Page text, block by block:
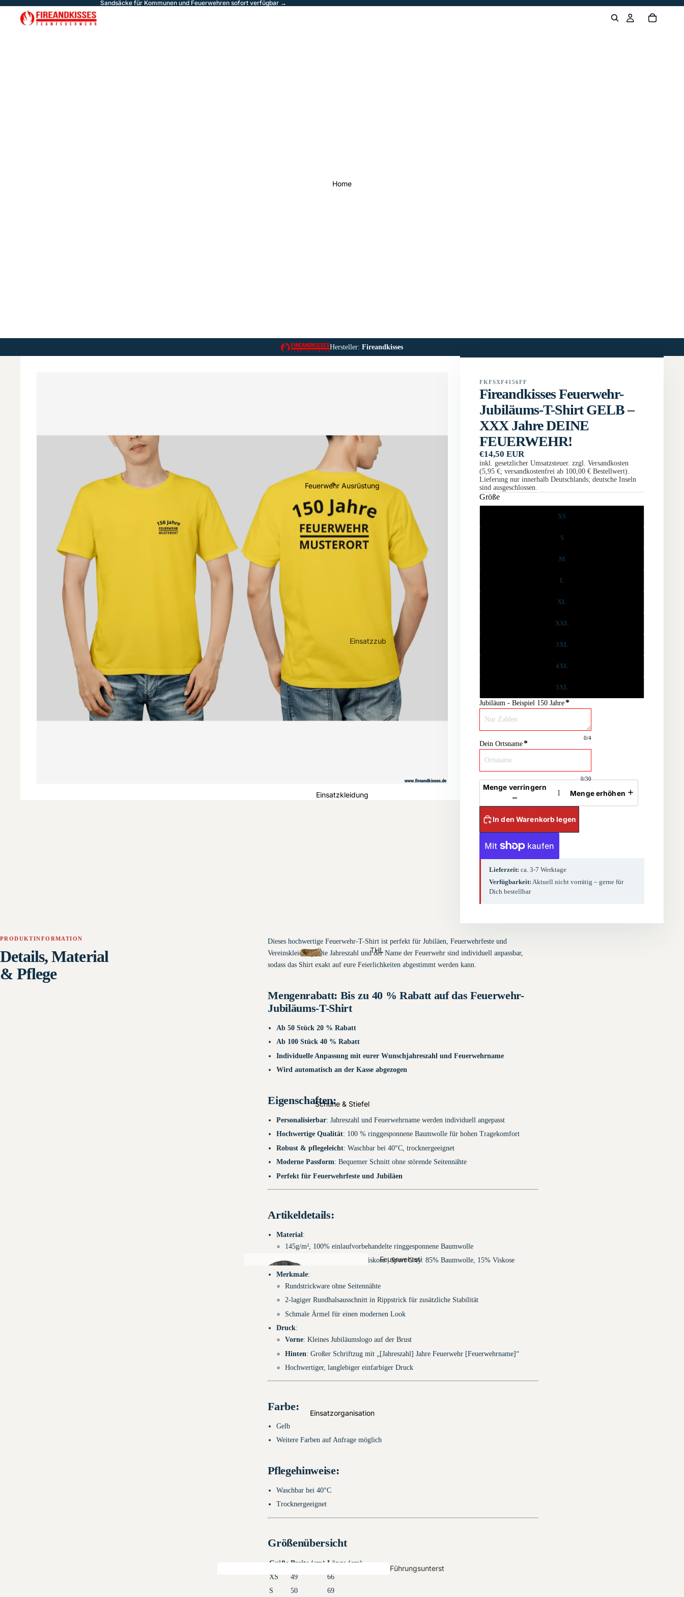
Sandsäcke für Kommunen und Feuerwehren sofort verfügbar →
Home
Feuerwehr Ausrüstung
Einsatzzub
Brustschilder mit
Klett
Einsatzkleidung
THL
Einsatzjacke
en
THL-
Einsatzlatzhos
THL-
Schuhe & Stiefel
Feuerwehrsti
Arbeitsschuhe
Einsatzorganisation
Führungsunterst
Hersteller: Fireandkisses
FKFSXF4156FF
Fireandkisses Feuerwehr-
Jubiläums-T-Shirt GELB –
XXX Jahre DEINE
FEUERWEHR!
€14,50 EUR
inkl. gesetzlicher Umsatzsteuer. zzgl. Versandkosten
(5,95 €; versandkostenfrei ab 100,00 € Bestellwert).
Lieferung nur innerhalb Deutschlands; deutsche Inseln
sind ausgeschlossen.
Größe
XS
S
M
L
XL
XXL
3XL
4XL
5XL
Jubiläum - Beispiel 150 Jahre*
0/4
Dein Ortsname*
0/30
Menge verringern
Menge erhöhen
In den Warenkorb legen
Lieferzeit: ca. 3-7 Werktage
Verfügbarkeit: Aktuell nicht vorrätig – gerne für
Dich bestellbar
PRODUKTINFORMATION
Details, Material
& Pflege
Dieses hochwertige Feuerwehr-T-Shirt ist perfekt für Jubiläen, Feuerwehrfeste und
Vereinskleidung. Die Jahreszahl und der Name der Feuerwehr sind individuell anpassbar,
sodass das Shirt exakt auf eure Feierlichkeiten abgestimmt werden kann.
Mengenrabatt: Bis zu 40 % Rabatt auf das Feuerwehr-
Jubiläums-T-Shirt
Ab 50 Stück 20 % Rabatt
Ab 100 Stück 40 % Rabatt
Individuelle Anpassung mit eurer Wunschjahreszahl und Feuerwehrname
Wird automatisch an der Kasse abgezogen
Eigenschaften:
Personalisierbar: Jahreszahl und Feuerwehrname werden individuell angepasst
Hochwertige Qualität: 100 % ringgesponnene Baumwolle für hohen Tragekomfort
Robust & pflegeleicht: Waschbar bei 40°C, trocknergeeignet
Moderne Passform: Bequemer Schnitt ohne störende Seitennähte
Perfekt für Feuerwehrfeste und Jubiläen
Artikeldetails:
Material:
145g/m², 100% einlaufvorbehandelte ringgesponnene Baumwolle
Ash
: 99% Baumwolle, 1% Viskose |Sport Grey: 85% Baumwolle, 15% Viskose
Merkmale:
Rundstrickware ohne Seitennähte
2-lagiger Rundhalsausschnitt in Rippstrick für zusätzliche Stabilität
Schmale Ärmel für einen modernen Look
Druck:
Vorne: Kleines Jubiläumslogo auf der Brust
Hinten: Großer Schriftzug mit „[Jahreszahl] Jahre Feuerwehr [Feuerwehrname]“
Hochwertiger, langlebiger einfarbiger Druck
Farbe:
Gelb
Weitere Farben auf Anfrage möglich
Pflegehinweise:
Waschbar bei 40°C
Trocknergeeignet
Größenübersicht
Größe Breite (cm) Länge (cm)
XS
49
66
S
50
69